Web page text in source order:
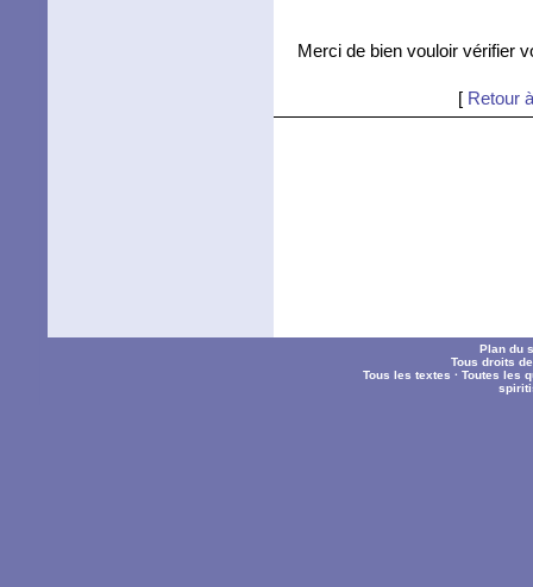
Merci de bien vouloir vérifier
[ Retour
Plan du
Tous droits
Tous les textes ·Toutes les